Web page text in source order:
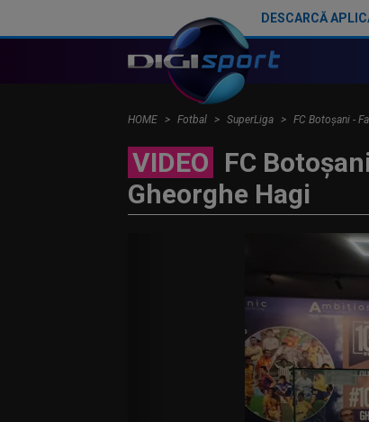
DESCARCĂ
HOME Fotbal SuperLiga FC Botoșani -
VIDEO FC
Gheorghe Hagi
MERCATO în
AICI!
EXCLUSIV